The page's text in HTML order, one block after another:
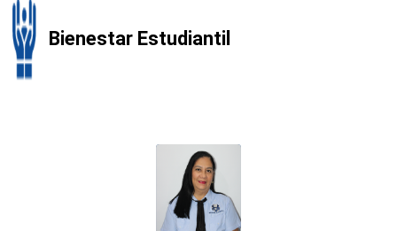
Bienestar Estudiantil